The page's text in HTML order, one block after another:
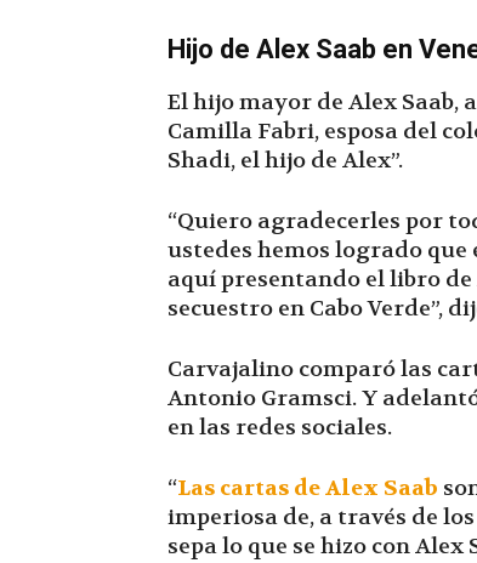
Hijo de Alex Saab en
El hijo mayor de Alex Saab,
Camilla Fabri, esposa del
Shadi, el hijo de Alex”.
“Quiero agradecerles por
ustedes hemos logrado que
aquí presentando el libro
secuestro en Cabo Verde”,
Carvajalino comparó las
Antonio Gramsci. Y
en las redes sociales.
“Las cartas de Alex Saab
imperiosa de, a través de
sepa lo que se hizo con